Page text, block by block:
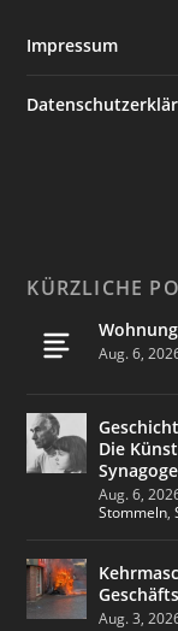
Impressum
KÜRZLICHE
Aug. 6,
Die
Aug. 6,
Stommeln,
Aug. 3,